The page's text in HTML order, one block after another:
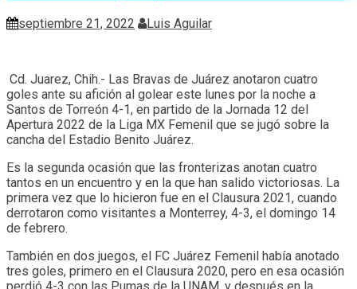
septiembre 21, 2022 Luis Aguilar
Cd. Juarez, Chih.- Las Bravas de Juárez anotaron cuatro
goles ante su afición al golear este lunes por la noche a
Santos de Torreón 4-1, en partido de la Jornada 12 del
Apertura 2022 de la Liga MX Femenil que se jugó sobre la
cancha del Estadio Benito Juárez.
Es la segunda ocasión que las fronterizas anotan cuatro
tantos en un encuentro y en la que han salido victoriosas. La
primera vez que lo hicieron fue en el Clausura 2021, cuando
derrotaron como visitantes a Monterrey, 4-3, el domingo 14
de febrero.
También en dos juegos, el FC Juárez Femenil había anotado
tres goles, primero en el Clausura 2020, pero en esa ocasión